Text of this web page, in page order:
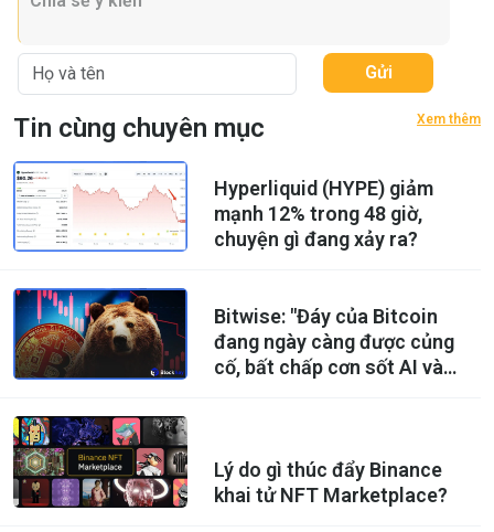
Gửi
Tin cùng chuyên mục Xem thêm
Hyperliquid (HYPE) giảm
mạnh 12% trong 48 giờ,
chuyện gì đang xảy ra?
Bitwise: "Đáy của Bitcoin
đang ngày càng được củng
cố, bất chấp cơn sốt AI và
Lý do gì thúc đẩy Binance
khai tử NFT Marketplace?